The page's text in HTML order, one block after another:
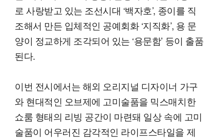
로 사랑받고 있는 조선시대 ‘백자호’, 종이를 직
조해서 만든 입체적인 공예회화 ‘지직화’, 용 문
양이 정교하게 조각되어 있는 ‘용문함’ 등이 출품
된다.
이번 전시에서는 해외 오리지널 디자이너 가구
와 현대적인 오브제에 고미술품을 믹스매치한
쇼룸 형태의 리빙 공간이 마련돼 일상 속에 고미
술품이 어우러진 감각적인 라이프스타일을 제